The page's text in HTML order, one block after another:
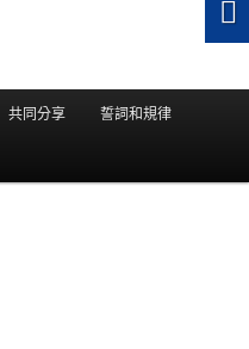
共同分享 誓詞和規律